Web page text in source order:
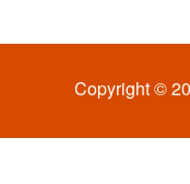
Copyright ©